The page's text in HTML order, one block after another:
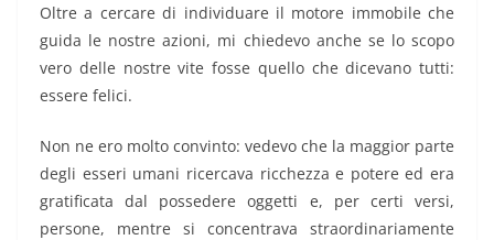
Oltre a cercare di individuare il motore immobile che
guida le nostre azioni, mi chiedevo anche se lo scopo
vero delle nostre vite fosse quello che dicevano tutti:
essere felici.
Non ne ero molto convinto: vedevo che la maggior parte
degli esseri umani ricercava ricchezza e potere ed era
gratificata dal possedere oggetti e, per certi versi,
persone, mentre si concentrava straordinariamente